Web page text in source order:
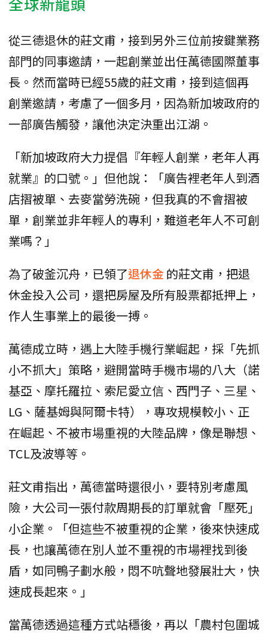
從三德退休的莊文甫，接到另外三位前按鍵業務
部門的同事邀請，一起創業並出任萬德國際董事
長。然而當時已經55歲的莊文甫，接到這個再
創業邀請，考慮了一個多月，因為新加坡政府的
一部廣告觸發，讓他決定決重出江湖。
「新加坡政府大力提倡『年輕人創業，老年人再
就業』的口號。」但他說：「廣告裡老年人到酒
店摺被單、去麥當勞洗碗，但我真的不會摺被
單，創業並非年輕人的專利，難道老年人不可創
業嗎？」
為了破釜沉舟，已領了退休金的莊文甫，把退
休金投入公司，還把房屋及所有股票都抵押上，
作人生事業上的最後一搏。
萬德成立時，遇上大陸手機行業崛起，採「先抓
小不抓大」策略，避開當時手機市場的八大（諾
基亞、摩托羅拉、索尼愛立信、西門子、三星、
LG、薩基姆與阿爾卡特），專攻規模較小、正
在崛起、不被市場重視的大陸品牌，像是聯想、
TCL及波導等。
莊文甫指出，萬德當時還很小，要特別考慮風
險，大公司一張付款周期長的訂單就會「壓死」
小企業。「但這些不被重視的企業，後來快速成
長，也讓萬德在別人並不重視的市場裡找到後
盾，如同鴨子劃水般，悶不吭聲地發展壯大，快
速成長起來。」
當萬德透過這種方式站穩後，再以「農村包圍城